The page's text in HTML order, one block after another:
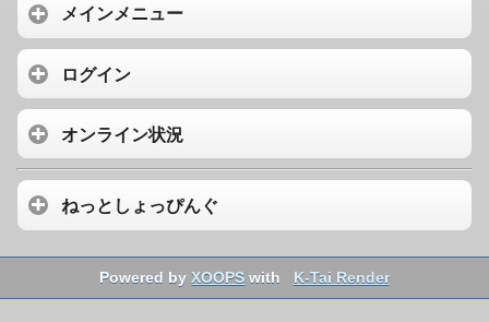
メインメニュー
ログイン
オンライン状況
ねっとしょっぴんぐ
Powered byXOOPS with K-Tai Render